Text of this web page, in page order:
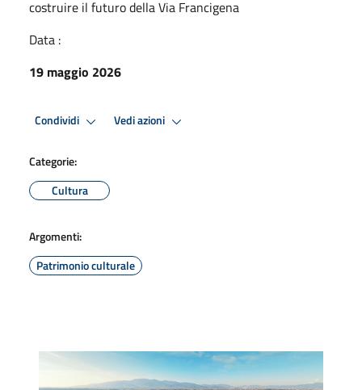
costruire il futuro della Via Francigena
Data :
19 maggio 2026
Condividi Vedi azioni
Categorie:
Cultura
Argomenti:
Patrimonio culturale